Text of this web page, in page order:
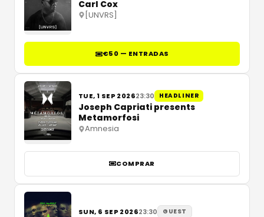
Carl Cox
[UNVRS]
€50 — ENTRADAS
TUE, 1 SEP 202623:30 HEADLINER
Joseph Capriati presents
Metamorfosi
Amnesia
COMPRAR
SUN, 6 SEP 202623:30 GUEST